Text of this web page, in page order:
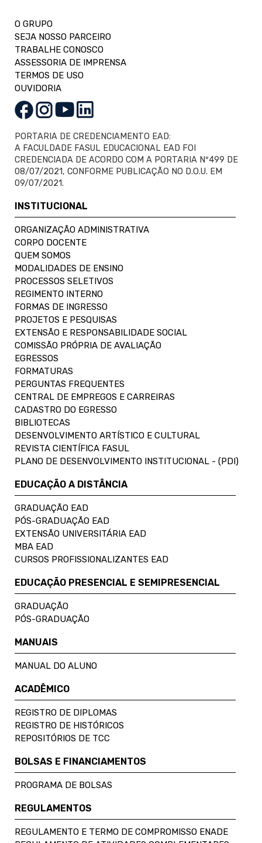
O GRUPO
SEJA NOSSO PARCEIRO
TRABALHE CONOSCO
ASSESSORIA DE IMPRENSA
TERMOS DE USO
OUVIDORIA
PORTARIA DE CREDENCIAMENTO EAD:
A FACULDADE FASUL EDUCACIONAL EAD FOI
CREDENCIADA DE ACORDO COM A PORTARIA Nº499 DE
08/07/2021, CONFORME PUBLICAÇÃO NO D.O.U. EM
09/07/2021.
INSTITUCIONAL
ORGANIZAÇÃO ADMINISTRATIVA
CORPO DOCENTE
QUEM SOMOS
MODALIDADES DE ENSINO
PROCESSOS SELETIVOS
REGIMENTO INTERNO
FORMAS DE INGRESSO
PROJETOS E PESQUISAS
EXTENSÃO E RESPONSABILIDADE SOCIAL
COMISSÃO PRÓPRIA DE AVALIAÇÃO
EGRESSOS
FORMATURAS
PERGUNTAS FREQUENTES
CENTRAL DE EMPREGOS E CARREIRAS
CADASTRO DO EGRESSO
BIBLIOTECAS
DESENVOLVIMENTO ARTÍSTICO E CULTURAL
REVISTA CIENTÍFICA FASUL
PLANO DE DESENVOLVIMENTO INSTITUCIONAL - (PDI)
EDUCAÇÃO A DISTÂNCIA
GRADUAÇÃO EAD
PÓS-GRADUAÇÃO EAD
EXTENSÃO UNIVERSITÁRIA EAD
MBA EAD
CURSOS PROFISSIONALIZANTES EAD
EDUCAÇÃO PRESENCIAL E SEMIPRESENCIAL
GRADUAÇÃO
PÓS-GRADUAÇÃO
MANUAIS
MANUAL DO ALUNO
ACADÊMICO
REGISTRO DE DIPLOMAS
REGISTRO DE HISTÓRICOS
REPOSITÓRIOS DE TCC
BOLSAS E FINANCIAMENTOS
PROGRAMA DE BOLSAS
REGULAMENTOS
REGULAMENTO E TERMO DE COMPROMISSO ENADE